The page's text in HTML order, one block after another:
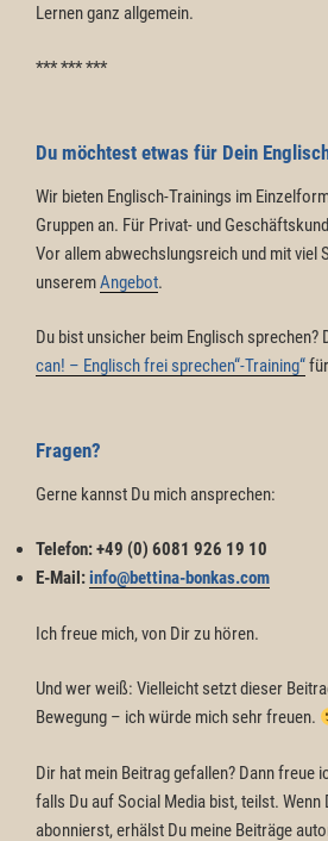
Lernen ganz allgemein.
*** *** ***
Du möchtest etwas für Dein
Wir bieten Englisch-Trainings im
Gruppen an. Für Privat- und
Vor allem abwechslungsreich und mit viel
unseremAngebot.
Du bist unsicher beim Englisch sprechen?
can! – Englisch frei sprechen“-Training“
Fragen?
Gerne kannst Du mich ansprechen:
Telefon:+49 (0) 6081 926 19 10
E-Mail:info@bettina-bonkas.com
Ich freue mich, von Dir zu hören.
Und wer weiß: Vielleicht setzt dieser
Bewegung – ich würde mich sehr freuen.
Dir hat mein Beitrag gefallen? Dann freue
falls Du auf Social Media bist, teilst. Wenn
abonnierst, erhälst Du meine Beiträge